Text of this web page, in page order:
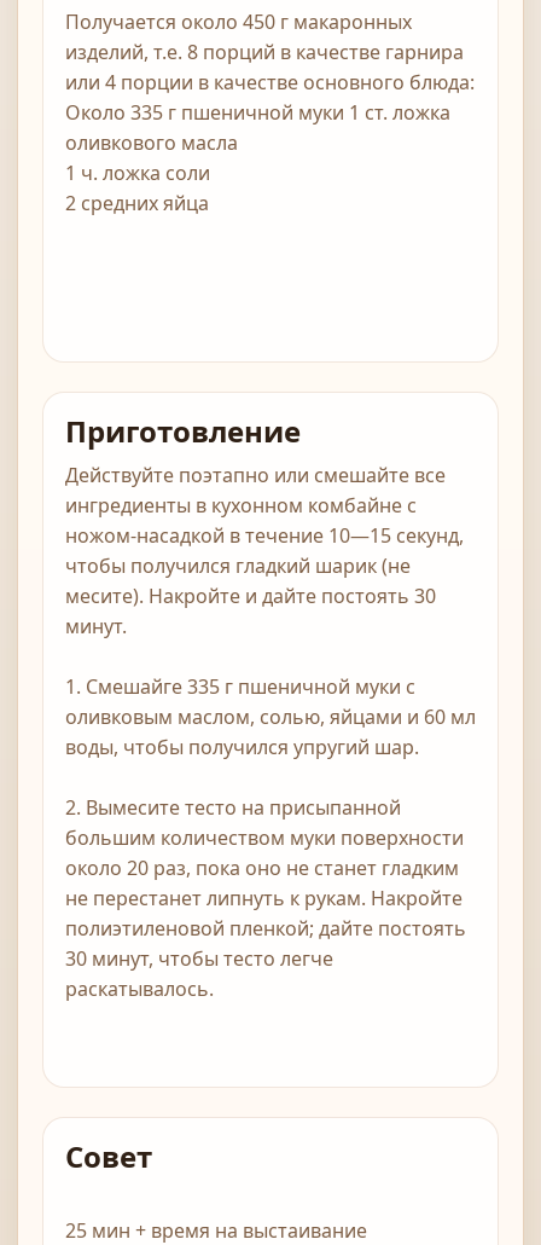
Получается около 450 г макаронных
изделий, т.е. 8 порций в качестве гарнира
или 4 порции в качестве основного блюда:
Около 335 г пшеничной муки 1 ст. ложка
оливкового масла
1 ч. ложка соли
2 средних яйца
Приготовление
Действуйте поэтапно или смешайте все
ингредиенты в кухонном комбайне с
ножом-насадкой в течение 10—15 секунд,
чтобы получился гладкий шарик (не
месите). Накройте и дайте постоять 30
минут.
1. Смешайге 335 г пшеничной муки с
оливковым маслом, солью, яйцами и 60 мл
воды, чтобы получился упругий шар.
2. Вымесите тесто на присыпанной
большим количеством муки поверхности
около 20 раз, пока оно не станет гладким
не перестанет липнуть к рукам. Накройте
полиэтиленовой пленкой; дайте постоять
30 минут, чтобы тесто легче
раскатывалось.
Совет
25 мин + время на выстаивание